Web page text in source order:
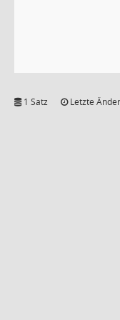
1 Satz Letzte